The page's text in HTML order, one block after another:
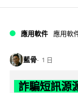
應用軟件 應用軟
藍骨 1 日
詐騙短訊源